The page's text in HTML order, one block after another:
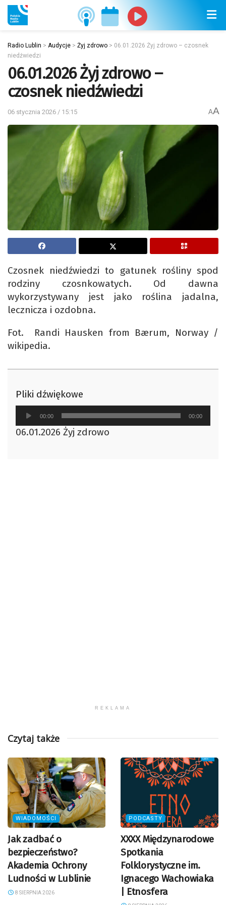
Radio Lublin > Audycje > Żyj zdrowo > 06.01.2026 Żyj zdrowo – czosnek
niedźwiedzi
06.01.2026 Żyj zdrowo –
czosnek niedźwiedzi
06 stycznia 2026 / 15:15 AA
Czosnek niedźwiedzi to gatunek rośliny spod
rodziny czosnkowatych. Od dawna
wykorzystywany jest jako roślina jadalna,
lecznicza i ozdobna.
Fot. Randi Hausken from Bærum, Norway /
wikipedia.
Pliki dźwiękowe
Odtwarzacz
plików
dźwiękowych
00:00 00:00
06.01.2026 Żyj zdrowo
REKLAMA
Czytaj także
WIADOMOŚCI
Jak zadbać o
bezpieczeństwo?
Akademia Ochrony
Ludności w Lublinie
8 SIERPNIA 2026
PODCASTY
XXXX Międzynarodowe
Spotkania
Folklorystyczne im.
Ignacego Wachowiaka
| Etnosfera